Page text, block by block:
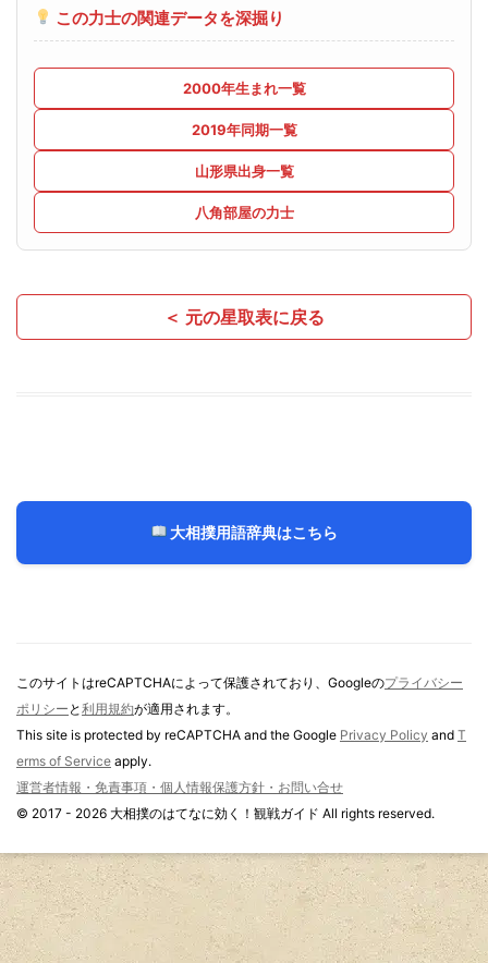
この力士の関連データを深掘り
2000年生まれ一覧
2019年同期一覧
山形県出身一覧
八角部屋の力士
＜ 元の星取表に戻る
大相撲用語辞典はこちら
このサイトはreCAPTCHAによって保護されており、Googleのプライバシー
ポリシー と利用規約が適用されます。
This site is protected by reCAPTCHA and the Google Privacy Policy and T
erms of Service apply.
運営者情報・免責事項・個人情報保護方針・お問い合せ
© 2017 - 2026 大相撲のはてなに効く！観戦ガイド All rights reserved.